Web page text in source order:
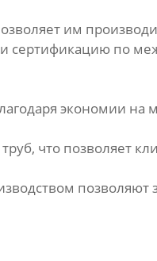
им
сертификацию по
экономии на
что позволяет
позволяют